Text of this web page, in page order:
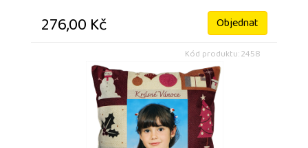
276,00 Kč Objednat
Kód produktu: 2458